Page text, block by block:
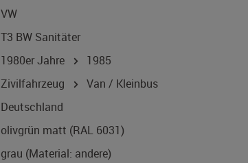
VW
T3 BW Sanitäter
1980er Jahre
1985
Zivilfahrzeug
Van / Kleinbus
Deutschland
olivgrün matt (RAL 6031)
grau (Material: andere)